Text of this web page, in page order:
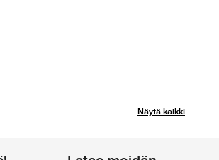
Näytä kaikki